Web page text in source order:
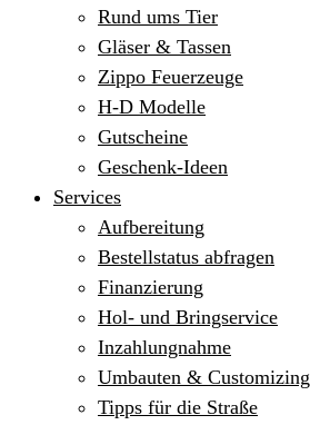
Rund ums Tier
Gläser & Tassen
Zippo Feuerzeuge
H-D Modelle
Gutscheine
Geschenk-Ideen
Services
Aufbereitung
Bestellstatus abfragen
Finanzierung
Hol- und Bringservice
Inzahlungnahme
Umbauten & Customizing
Tipps für die Straße